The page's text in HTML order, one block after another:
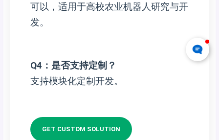
可以，适用于高校农业机器人研究与开
发。
Q4：是否支持定制？
支持模块化定制开发。
GET CUSTOM SOLUTION